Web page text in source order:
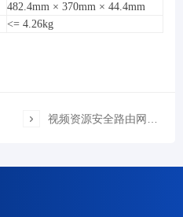
482.4mm × 370mm × 44.4mm
<= 4.26kg
